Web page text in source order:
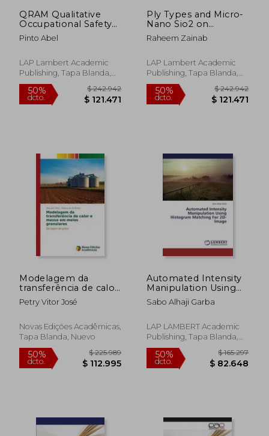
50%
dcto.
$ 242.942
$ 121.471
50%
dcto. $
QRAM Qualitative
Occupational Safety
Risk Assessment
Model
Pinto Abel
LAP Lambert Academic
Publishing, Tapa Blanda,
Nuevo
Ply Types and Micro-
Nano Sio2 on
Fracture Toughness
of Composites
Raheem Zainab
LAP Lambert Academic
Publishing, Tapa Blanda,
Nuevo
Modelagem da
transferência de calor
e massa em meios
granulares
Petry Vitor José
Novas Edições Acadêmicas,
Tapa Blanda, Nuevo
Automated Intensity
Manipulation Using
Histogram Matching
For 2D-Image
Sabo Alhaji Garba
LAP LAMBERT Academic
Publishing, Tapa Blanda,
Nuevo